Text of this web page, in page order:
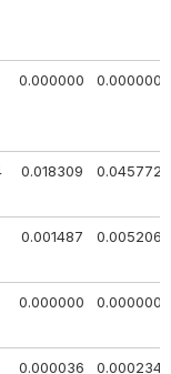
0.000000 0.000000
0.018309 0.045772
0.001487 0.005206
0.000000 0.000000
0.000036 0.000234